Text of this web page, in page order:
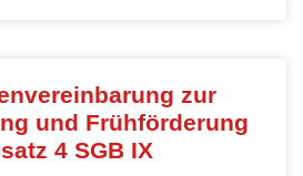
zur
und Frühförderung
4 SGB IX